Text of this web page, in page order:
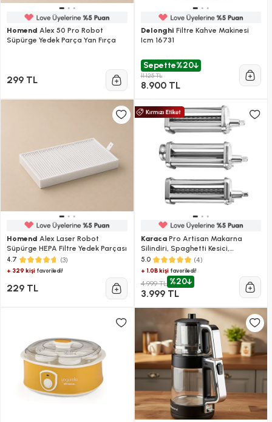
Homend Alex 50 Pro Robot
Süpürge Yedek Parça Yan Fırça
299 TL
Delonghi Filtre Kahve Makinesi
Icm 16731
Sepette%20
11.125 TL
8.900 TL
Homend Alex Laser Robot
Süpürge HEPA Filtre Yedek Parçası
4.7 (3)
+ 329 kişi favoriledi!
229 TL
KaracaPro Artisan Makarna
Silindiri, Spaghetti Kesici,
Fettuccine Kesici
5.0 (4)
+ 1.0B kişifavoriledi!
4.999 TL %20
3.999 TL